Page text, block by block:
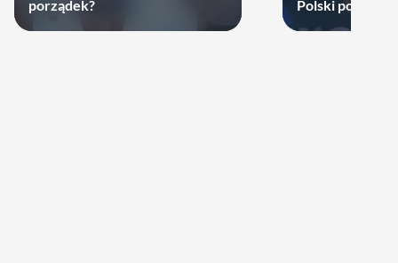
porządek?
Polski podjął